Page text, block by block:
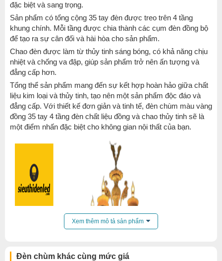
đặc biệt và sang trọng.
Sản phẩm có tổng cộng 35 tay đèn được treo trên 4 tầng
khung chính. Mỗi tầng được chia thành các cụm đèn đồng bộ
để tạo ra sự cân đối và hài hòa cho sản phẩm.
Chao đèn được làm từ thủy tinh sáng bóng, có khả năng chịu
nhiệt và chống va đập, giúp sản phẩm trở nên ấn tượng và
đẳng cấp hơn.
Tổng thể sản phẩm mang đến sự kết hợp hoàn hảo giữa chất
liệu kim loại và thủy tinh, tạo nên một sản phẩm độc đáo và
đẳng cấp. Với thiết kế đơn giản và tinh tế, đèn chùm màu vàng
đồng 35 tay 4 tầng đèn chất liệu đồng và chao thủy tinh sẽ là
một điểm nhấn đặc biệt cho không gian nội thất của bạn.
Xem thêm mô tả sản phẩm
Đèn chùm khác cùng mức giá